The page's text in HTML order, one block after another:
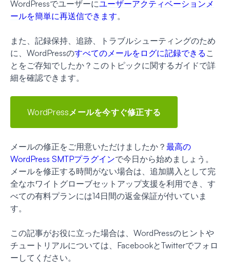
WordPressでユーザーにユーザーアクティベーションメ
ールを簡単に再送信できます。
また、記録保持、追跡、トラブルシューティングのため
に、WordPressのすべてのメールをログに記録できる こ
とをご存知でしたか？このトピックに関するガイドで詳
細を確認できます。
WordPressメールを今すぐ修正する
メールの修正をご用意いただけましたか？ 最高の
WordPress SMTPプラグインで今日から始めましょう。
メールを修正する時間がない場合は、追加購入として完
全なホワイトグローブセットアップ支援を利用でき、す
べての有料プランには14日間の返金保証が付いていま
す。
この記事がお役に立った場合は、WordPressのヒントや
チュートリアルについては、FacebookとTwitterでフォロ
ーしてください。